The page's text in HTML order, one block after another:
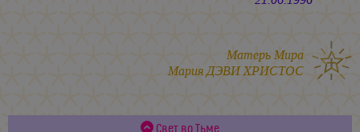
Матерь Мира
Мария ДЭВИ ХРИСТОС
Свет во Тьме